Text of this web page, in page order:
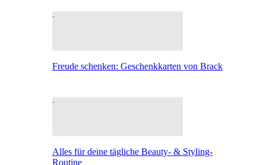
Freude schenken: Geschenkkarten von Brack
Alles für deine tägliche Beauty- & Styling-
Routine